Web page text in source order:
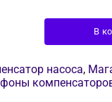
В
насоса,